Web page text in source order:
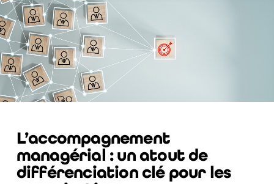
L’accompagnement
managérial : un atout de
différenciation clé pour les